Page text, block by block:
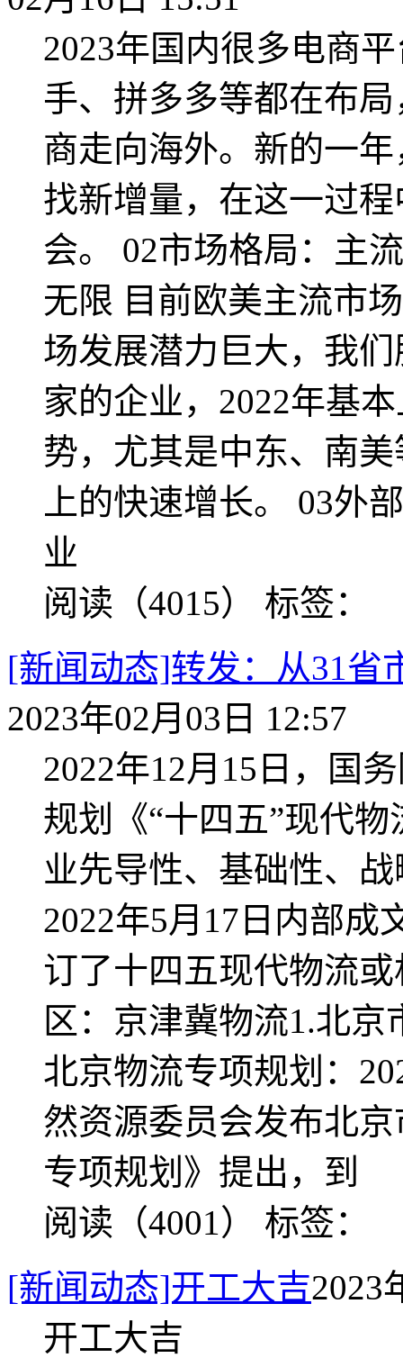
2023年国内很多电商
手、拼多多等都在布
商走向海外。新的一
找新增量，在这一过
会。 02市场格局：主
无限 目前欧美主流市
场发展潜力巨大，我
家的企业，2022年基
势，尤其是中东、南
上的快速增长。 03外
业
阅读（4015） 标签：
[新闻动态]转发：从31省
2023年02月03日 12:57
2022年12月15日，国
规划《“十四五”现代
业先导性、基础性、
2022年5月17日内部成
订了十四五现代物流
区：京津冀物流1.北
北京物流专项规划：
然资源委员会发布北
专项规划》提出，到
阅读（4001） 标签：
[新闻动态]开工大吉2023
开工大吉